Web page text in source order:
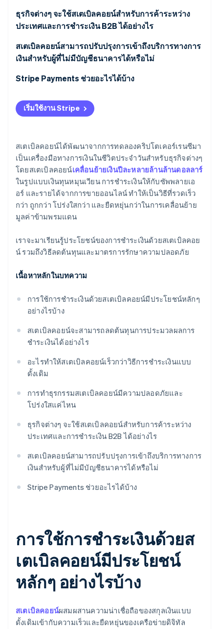
ความปลอดภัยระดับธุรกรรม
ความโปร่งใสในตัวสกุลเงินเอง
ธุรกิจต่างๆ จะใช้สเตเบิลคอยน์สำหรับการค้าระหว่าง
ประเทศและการชำระเงิน B2B ได้อย่างไร
สเตเบิลคอยน์สามารถปรับปรุงการเข้าถึงบริการทางการ
เงินสำหรับผู้ที่ไม่มีบัญชีธนาคารได้หรือไม่
Stripe Payments ช่วยอะไรได้บ้าง
เริ่มใช้งาน Stripe
สเตเบิลคอยน์ได้พัฒนาจากการทดลองคริปโตเคอร์เรนซีมา
เป็นเครื่องมือทางการเงินในชีวิตประจำวันสำหรับธุรกิจต่างๆ
โดยสเตเบิลคอยน์เคลื่อนย้ายเงินปีละหลายล้านล้านดอลลาร์
ในรูปแบบเงินทุนหมุนเวียน การชำระเงินให้กับซัพพลายเอ
อร์ และรายได้จากการขายออนไลน์ ทำให้เป็นวิธีที่รวดเร็ว
กว่า ถูกกว่า โปร่งใสกว่า และยืดหยุ่นกว่าในการเคลื่อนย้าย
มูลค่าข้ามพรมแดน
เราจะมาเรียนรู้ประโยชน์ของการชำระเงินด้วยสเตเบิลคอย
น์ รวมถึงวิธีลดต้นทุนและมาตรการรักษาความปลอดภัย
เนื้อหาหลักในบทความ
การใช้การชำระเงินด้วยสเตเบิลคอยน์มีประโยชน์หลักๆ
อย่างไรบ้าง
สเตเบิลคอยน์จะสามารถลดต้นทุนการประมวลผลการ
ชำระเงินได้อย่างไร
อะไรทำให้สเตเบิลคอยน์เร็วกว่าวิธีการชำระเงินแบบ
ดั้งเดิม
การทำธุรกรรมสเตเบิลคอยน์มีความปลอดภัยและ
โปร่งใสแค่ไหน
ธุรกิจต่างๆ จะใช้สเตเบิลคอยน์สำหรับการค้าระหว่าง
ประเทศและการชำระเงิน B2B ได้อย่างไร
สเตเบิลคอยน์สามารถปรับปรุงการเข้าถึงบริการทางการ
เงินสำหรับผู้ที่ไม่มีบัญชีธนาคารได้หรือไม่
Stripe Payments ช่วยอะไรได้บ้าง
การใช้การชำระเงินด้วยส
เตเบิลคอยน์มีประโยชน์
หลักๆ อย่างไรบ้าง
สเตเบิลคอยน์ผสมผสานความน่าเชื่อถือของสกุลเงินแบบ
ดั้งเดิมเข้ากับความเร็วและยืดหยุ่นของเครือข่ายดิจิทัล